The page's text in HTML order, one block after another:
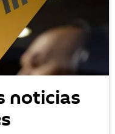
noticias